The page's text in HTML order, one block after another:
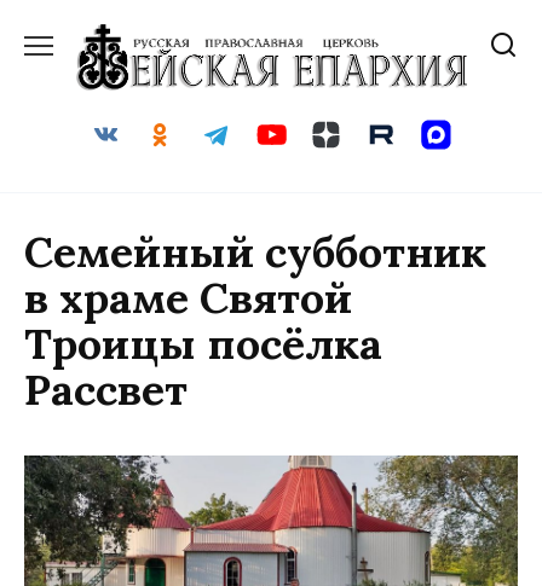
содержанию
Семейный субботник
в храме Святой
Троицы посёлка
Рассвет